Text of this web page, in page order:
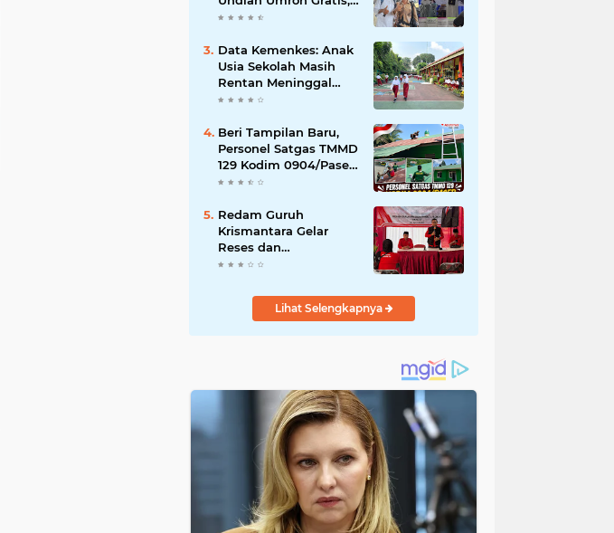
Wujud Kepedulian
Data Kemenkes: Anak
Usia Sekolah Masih
Rentan Meninggal
Akibat DBD
Beri Tampilan Baru,
Personel Satgas TMMD
129 Kodim 0904/Paser
Cat Atap Rumah
Redam Guruh
Krismantara Gelar
Reses dan
Silaturrahmi bersama
Se -Kecamatan
Lihat Selengkapnya